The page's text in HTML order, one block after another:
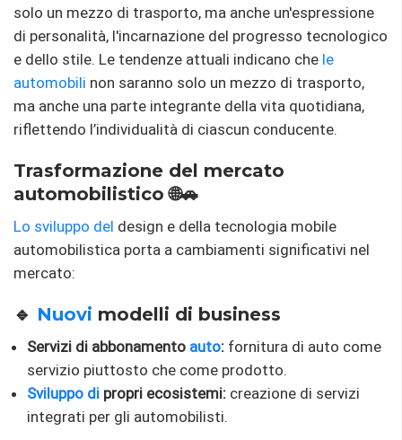
solo un mezzo di trasporto, ma anche un'espressione
di personalità, l'incarnazione del progresso tecnologico
e dello stile. Le tendenze attuali indicano che le
automobili non saranno solo un mezzo di trasporto,
ma anche una parte integrante della vita quotidiana,
riflettendo l’individualità di ciascun conducente.
Trasformazione del mercato
automobilistico 🌐🚗
Lo sviluppo del design e della tecnologia mobile
automobilistica porta a cambiamenti significativi nel
mercato:
🔹 Nuovi modelli di business
Servizi di abbonamento auto: fornitura di auto come
servizio piuttosto che come prodotto.
Sviluppo di propri ecosistemi: creazione di servizi
integrati per gli automobilisti.